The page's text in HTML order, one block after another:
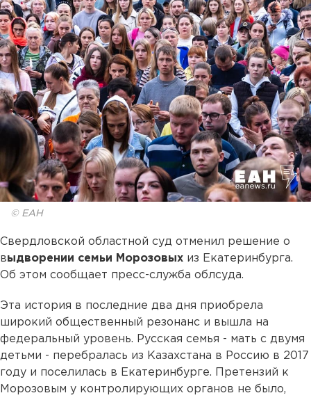
© ЕАН
Свердловской областной суд отменил решение о
выдворении семьи Морозовых из Екатеринбурга.
Об этом сообщает пресс-служба облсуда.
Эта история в последние два дня приобрела
широкий общественный резонанс и вышла на
федеральный уровень. Русская семья - мать с двумя
детьми - перебралась из Казахстана в Россию в 2017
году и поселилась в Екатеринбурге. Претензий к
Морозовым у контролирующих органов не было,